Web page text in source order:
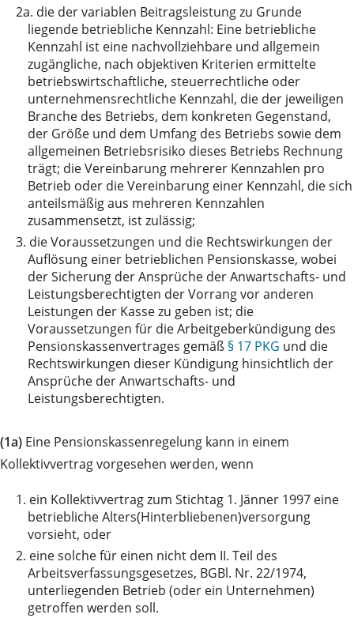
2a. die der variablen Beitragsleistung zu Grunde
liegende betriebliche Kennzahl: Eine betriebliche
Kennzahl ist eine nachvollziehbare und allgemein
zugängliche, nach objektiven Kriterien ermittelte
betriebswirtschaftliche, steuerrechtliche oder
unternehmensrechtliche Kennzahl, die der jeweiligen
Branche des Betriebs, dem konkreten Gegenstand,
der Größe und dem Umfang des Betriebs sowie dem
allgemeinen Betriebsrisiko dieses Betriebs Rechnung
trägt; die Vereinbarung mehrerer Kennzahlen pro
Betrieb oder die Vereinbarung einer Kennzahl, die sich
anteilsmäßig aus mehreren Kennzahlen
zusammensetzt, ist zulässig;
3. die Voraussetzungen und die Rechtswirkungen der
Auflösung einer betrieblichen Pensionskasse, wobei
der Sicherung der Ansprüche der Anwartschafts- und
Leistungsberechtigten der Vorrang vor anderen
Leistungen der Kasse zu geben ist; die
Voraussetzungen für die Arbeitgeberkündigung des
Pensionskassenvertrages gemäß § 17 PKG und die
Rechtswirkungen dieser Kündigung hinsichtlich der
Ansprüche der Anwartschafts- und
Leistungsberechtigten.
(1a) Eine Pensionskassenregelung kann in einem
Kollektivvertrag vorgesehen werden, wenn
1. ein Kollektivvertrag zum Stichtag 1. Jänner 1997 eine
betriebliche Alters(Hinterbliebenen)versorgung
vorsieht, oder
2. eine solche für einen nicht dem II. Teil des
Arbeitsverfassungsgesetzes, BGBl. Nr. 22/1974,
unterliegenden Betrieb (oder ein Unternehmen)
getroffen werden soll.